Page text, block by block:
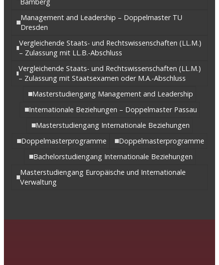
Management and Leadership – Doppelmaster TU
Dresden
Vergleichende Staats- und Rechtswissenschaften (LL.M.)
– Zulassung mit LL.B.-Abschluss
Vergleichende Staats- und Rechtswissenschaften (LL.M.)
– Zulassung mit Staatsexamen oder M.A.-Abschluss
Masterstudiengang Management and Leadership
Internationale Beziehungen – Doppelmaster Passau
Masterstudiengang Internationale Beziehungen
Doppelmasterprogramme
Doppelmasterprogramme
Bachelorstudiengang Internationale Beziehungen
Masterstudiengang Europäische und Internationale
Verwaltung